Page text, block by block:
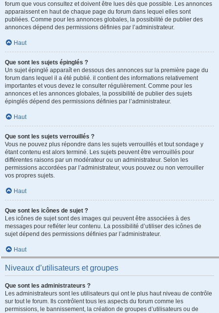
forum que vous consultez et doivent être lues dès que possible. Les annonces
apparaissent en haut de chaque page du forum dans lequel elles sont
publiées. Comme pour les annonces globales, la possibilité de publier des
annonces dépend des permissions définies par l’administrateur.
Haut
Que sont les sujets épinglés ?
Un sujet épinglé apparaît en dessous des annonces sur la première page du
forum dans lequel il a été publié. il contient des informations relativement
importantes et vous devez le consulter régulièrement. Comme pour les
annonces et les annonces globales, la possibilité de publier des sujets
épinglés dépend des permissions définies par l’administrateur.
Haut
Que sont les sujets verrouillés ?
Vous ne pouvez plus répondre dans les sujets verrouillés et tout sondage y
étant contenu est alors terminé. Les sujets peuvent être verrouillés pour
différentes raisons par un modérateur ou un administrateur. Selon les
permissions accordées par l’administrateur, vous pouvez ou non verrouiller
vos propres sujets.
Haut
Que sont les icônes de sujet ?
Les icônes de sujet sont des images qui peuvent être associées à des
messages pour refléter leur contenu. La possibilité d’utiliser des icônes de
sujet dépend des permissions définies par l’administrateur.
Haut
Niveaux d’utilisateurs et groupes
Que sont les administrateurs ?
Les administrateurs sont les utilisateurs qui ont le plus haut niveau de contrôle
sur tout le forum. Ils contrôlent tous les aspects du forum comme les
permissions, le bannissement, la création de groupes d’utilisateurs ou de